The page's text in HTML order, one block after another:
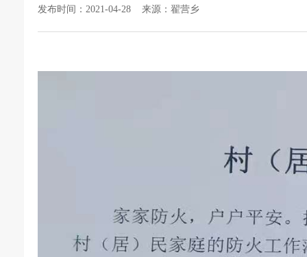
发布时间：2021-04-28 来源：翟营乡